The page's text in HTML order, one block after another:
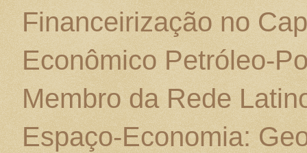
Financeirização no
Econômico Petróleo-
Membro da Rede
Espaço-Economia: